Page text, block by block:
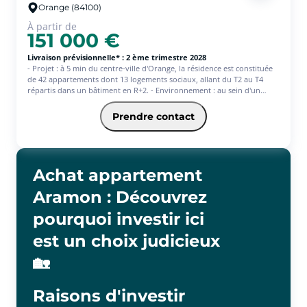
Orange (84100)
À partir de
151 000 €
Livraison prévisionnelle* : 2 ème trimestre 2028
- Projet : à 5 min du centre-ville d'Orange, la résidence est constituée
de 42 appartements dont 13 logements sociaux, allant du T2 au T4
répartis dans un bâtiment en R+2. - Environnement : au sein d'un
quartier pavillonnaire, le programme se trouve à proximité des
services et commerces : supermarché 600m, boulangerie 700m,
pharmacie à 3 min en voiture, Lidl à 4 min en voiture, Centre
Hospitalie Louis Giorgi à 7 min en voiture, crèche Les Rêves Bleus
Clapier 400m, Gymnase Trintignant 800m. Côtés transports : arrêt de
bus (ligne 901, 903) 600m, A7 et A9 à 5 min en voiture, gare SNCF
d'Orange à 6 min en voiture.
Prendre contact
Achat appartement
Aramon : Découvrez
pourquoi investir ici
est un choix judicieux
🏡
Raisons d'investir